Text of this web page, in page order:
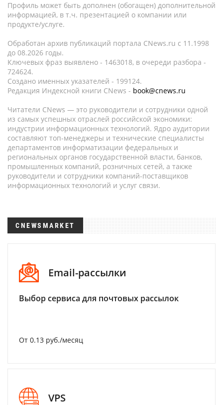
Профиль может быть дополнен (обогащен) дополнительной
информацией, в т.ч. презентацией о компании или
продукте/услуге.
Обработан архив публикаций портала CNews.ru c 11.1998
до 08.2026 годы.
Ключевых фраз выявлено - 1463018, в очереди разбора -
724624.
Создано именных указателей - 199124.
Редакция Индексной книги CNews - book@cnews.ru
Читатели CNews — это руководители и сотрудники одной
из самых успешных отраслей российской экономики:
индустрии информационных технологий. Ядро аудитории
составляют топ-менеджеры и технические специалисты
департаментов информатизации федеральных и
региональных органов государственной власти, банков,
промышленных компаний, розничных сетей, а также
руководители и сотрудники компаний-поставщиков
информационных технологий и услуг связи.
CNEWSMARKET
Email-рассылки
Выбор сервиса для почтовых рассылок
От 0.13 руб./месяц
VPS